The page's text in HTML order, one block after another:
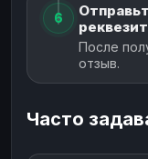
6
После
отзыв.
Часто